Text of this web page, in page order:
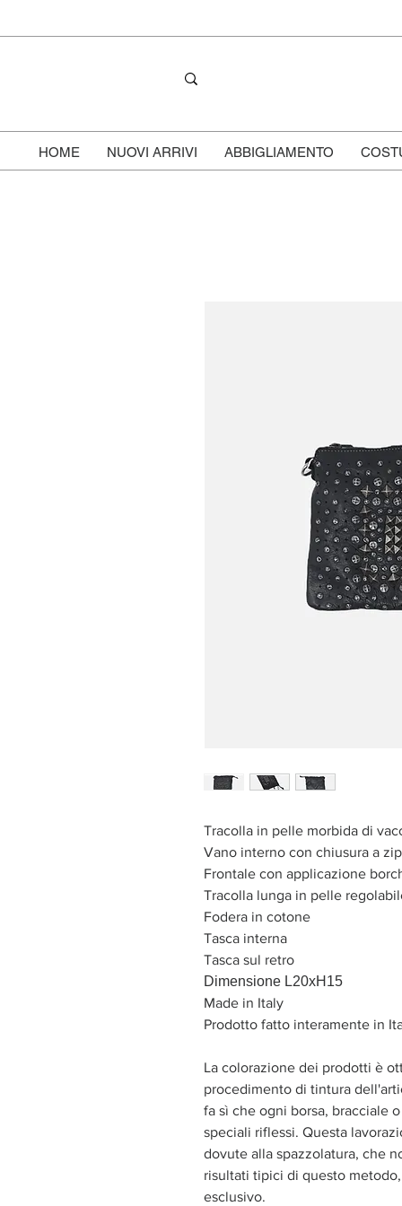
HOME NUOVI ARRIVI ABBIGLIAMENTO
Tracolla in pelle morbida di
Vano interno con chiusura a zip
Frontale con applicazione
Tracolla lunga in pelle
Fodera in cotone
Tasca interna
Tasca sul retro
Dimensione L20xH15
Made in Italy
Prodotto fatto interamente in
La colorazione dei prodotti è
procedimento di tintura
fa sì che ogni borsa, bracciale
speciali riflessi. Questa
dovute alla spazzolatura, che
risultati tipici di questo
esclusivo.